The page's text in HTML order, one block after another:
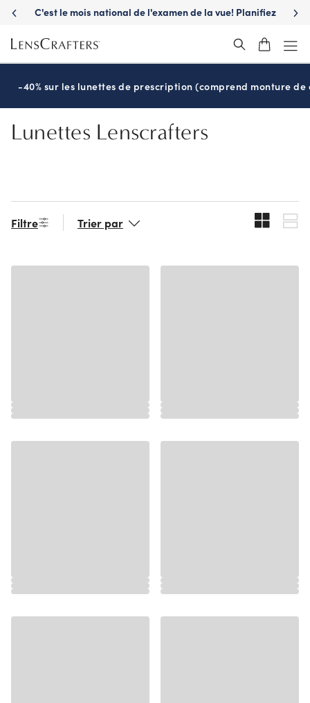
Skip
main
content
C'est le mois national de l'examen de la vue! Planifiez
-40% sur les lunettes de prescription (comprend monture de
Lunettes Lenscrafters
Filtre Trier par